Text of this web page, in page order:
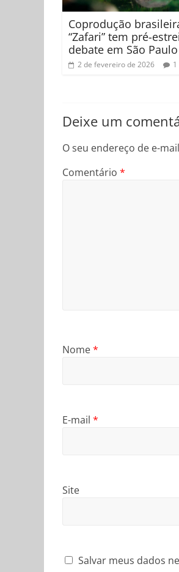
Coprodução
“Zafari” tem pré-
debate em São Paulo
2 de fevereiro de 2026 1
Deixe um
O seu endereço de e-
Comentário *
Nome*
E-mail *
Site
Salvar meus dados